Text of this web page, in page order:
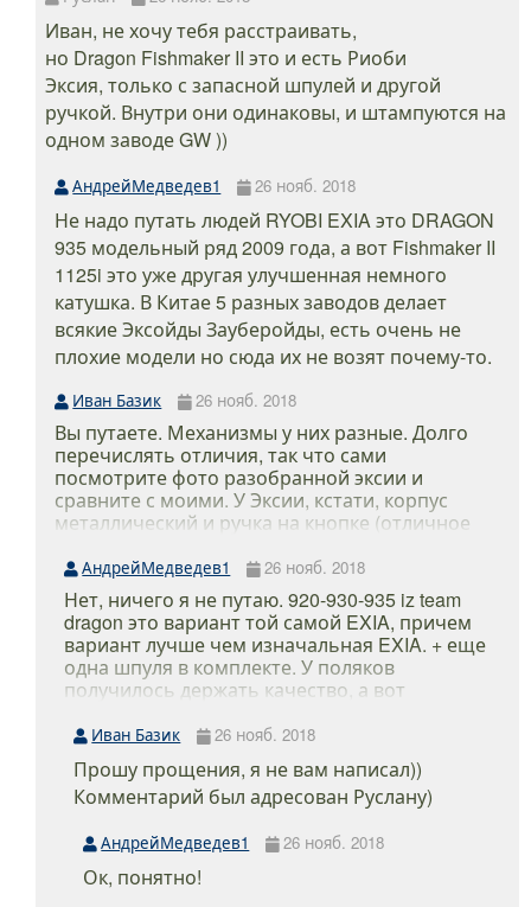
Иван, не хочу тебя расстраивать,
но Dragon Fishmaker II это и есть Риоби
Эксия, только с запасной шпулей и другой
ручкой. Внутри они одинаковы, и штампуются на
одном заводе GW ))
АндрейМедведев1 26 нояб. 2018
Не надо путать людей RYOBI EXIA это DRAGON
935 модельный ряд 2009 года, а вот Fishmaker II
1125i это уже другая улучшенная немного
катушка. В Китае 5 разных заводов делает
всякие Эксойды Зауберойды, есть очень не
плохие модели но сюда их не возят почему-то.
Иван Базик 26 нояб. 2018
Вы путаете. Механизмы у них разные. Долго
перечислять отличия, так что сами
посмотрите фото разобранной эксии и
сравните с моими. У Эксии, кстати, корпус
металлический и ручка на кнопке (отличное
очевидных отличий.
АндрейМедведев1 26 нояб. 2018
Нет, ничего я не путаю. 920-930-935 iz team
dragon это вариант той самой EXIA, причем
вариант лучше чем изначальная EXIA. + еще
одна шпуля в комплекте. У поляков
получилось держать качество, а вот
(копии всяких риоби) выходила какая-то
шляпа. Dragon Fishmaker II 1125i катушка за
свою цену хорошая именно в их сторону
стоит смотреть при выборе джиговых
Иван Базик 26 нояб. 2018
Прошу прощения, я не вам написал))
Комментарий был адресован Руслану)
АндрейМедведев1 26 нояб. 2018
Ок, понятно!